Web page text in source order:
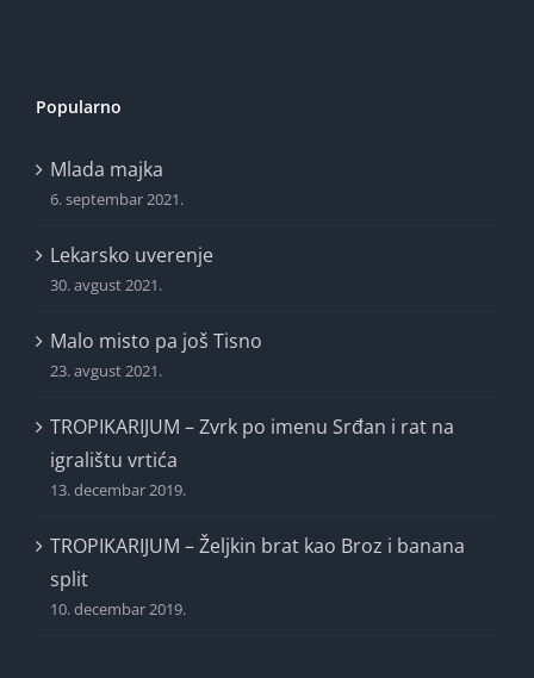
Popularno
Mlada majka
6. septembar 2021.
Lekarsko uverenje
30. avgust 2021.
Malo misto pa još Tisno
23. avgust 2021.
TROPIKARIJUM – Zvrk po imenu Srđan i rat na
igralištu vrtića
13. decembar 2019.
TROPIKARIJUM – Željkin brat kao Broz i banana
split
10. decembar 2019.